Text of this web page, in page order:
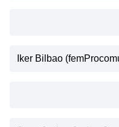
Iker Bilbao